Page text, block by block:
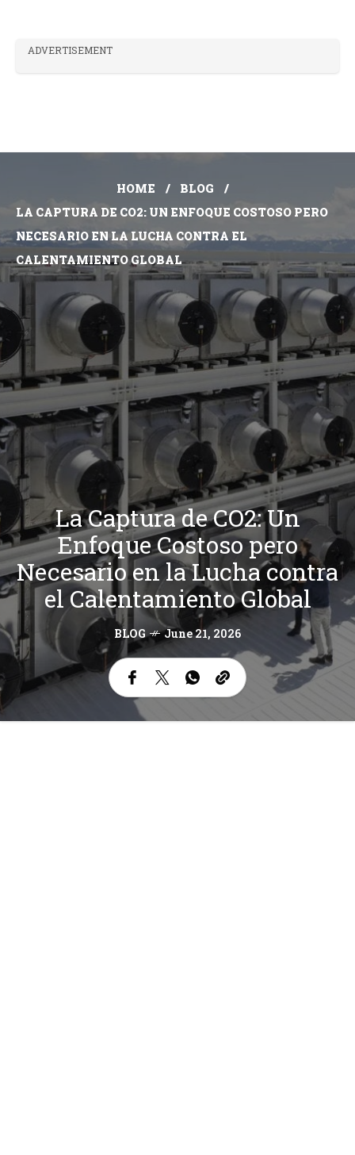
ADVERTISEMENT
HOME
BLOG
LA CAPTURA DE CO2: UN ENFOQUE COSTOSO PERO
NECESARIO EN LA LUCHA CONTRA EL
CALENTAMIENTO GLOBAL
La Captura de CO2: Un
Enfoque Costoso pero
Necesario en la Lucha contra
el Calentamiento Global
BLOG June 21, 2026